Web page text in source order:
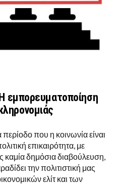
εμπορευματοποίηση
που η κοινωνία είναι
επικαιρότητα, με
καμία δημόσια διαβούλευση,
την πολιτιστική μας
ελίτ και των